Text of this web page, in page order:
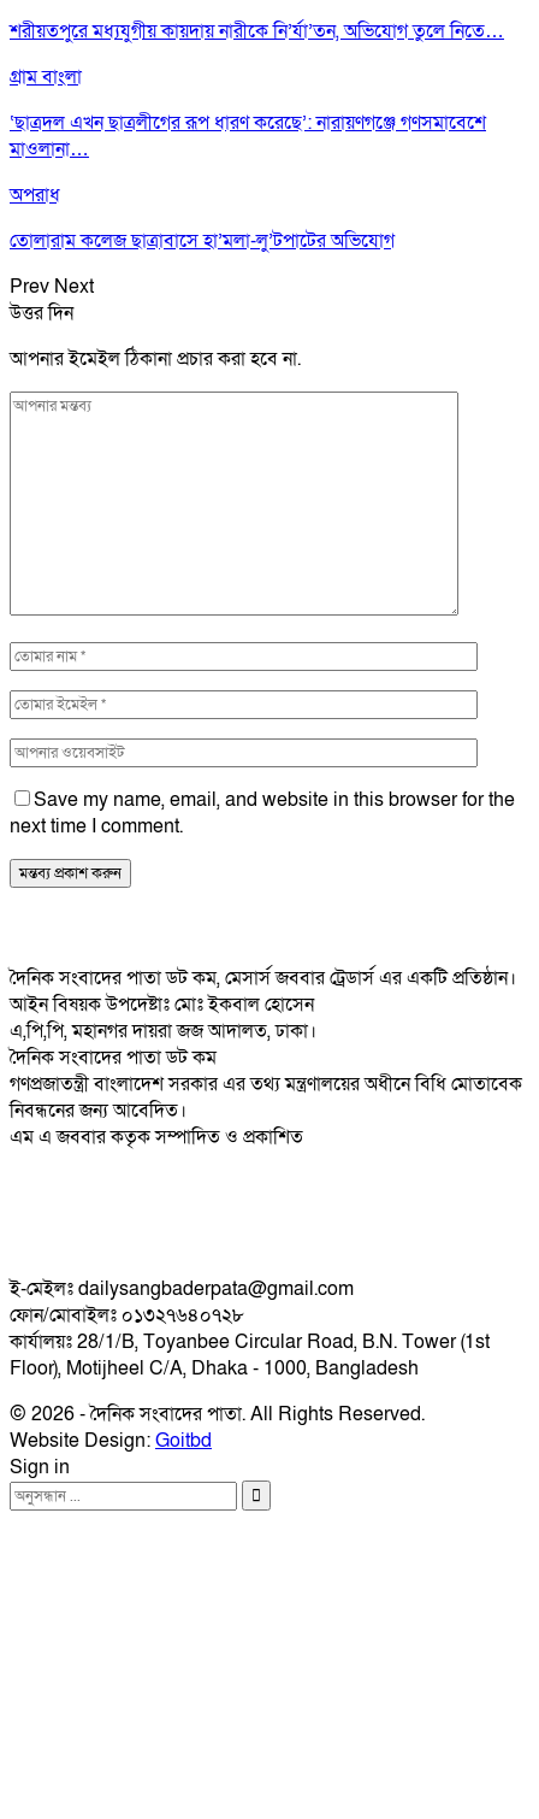
শরীয়তপুরে মধ্যযুগীয় কায়দায় নারীকে নি’র্যা’তন, অভিযোগ তুলে নিতে…
গ্রাম বাংলা
‘ছাত্রদল এখন ছাত্রলীগের রূপ ধারণ করেছে’: নারায়ণগঞ্জে গণসমাবেশে
মাওলানা…
অপরাধ
তোলারাম কলেজ ছাত্রাবাসে হা’মলা-লু’টপাটের অভিযোগ
Prev Next
উত্তর দিন
আপনার ইমেইল ঠিকানা প্রচার করা হবে না.
Save my name, email, and website in this browser for the
next time I comment.
দৈনিক সংবাদের পাতা ডট কম, মেসার্স জববার ট্রেডার্স এর একটি প্রতিষ্ঠান।
আইন বিষয়ক উপদেষ্টাঃ মোঃ ইকবাল হোসেন
এ,পি,পি, মহানগর দায়রা জজ আদালত, ঢাকা।
দৈনিক সংবাদের পাতা ডট কম
গণপ্রজাতন্ত্রী বাংলাদেশ সরকার এর তথ্য মন্ত্রণালয়ের অধীনে বিধি মোতাবেক
নিবন্ধনের জন্য আবেদিত।
এম এ জববার কতৃক সম্পাদিত ও প্রকাশিত
ই-মেইলঃ dailysangbaderpata@gmail.com
ফোন/মোবাইলঃ ০১৩২৭৬৪০৭২৮
কার্যালয়ঃ 28/1/B, Toyanbee Circular Road, B.N. Tower (1st
Floor), Motijheel C/A, Dhaka - 1000, Bangladesh
© 2026 - দৈনিক সংবাদের পাতা. All Rights Reserved.
Website Design:Goitbd
Sign in